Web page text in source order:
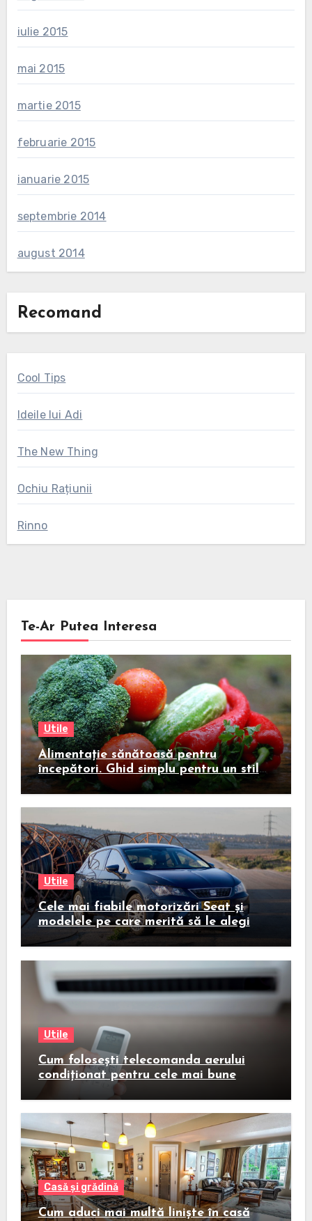
iulie 2015
mai 2015
martie 2015
februarie 2015
ianuarie 2015
septembrie 2014
august 2014
Recomand
Cool Tips
Ideile lui Adi
The New Thing
Ochiu Rațiunii
Rinno
Te-Ar Putea Interesa
Utile
Alimentație sănătoasă pentru
începători. Ghid simplu pentru un stil
de viață echilibrat
Utile
Cele mai fiabile motorizări Seat și
modelele pe care merită să le alegi
Utile
Cum folosești telecomanda aerului
condiționat pentru cele mai bune
Casă și grădină
Cum aduci mai multă liniște în casă